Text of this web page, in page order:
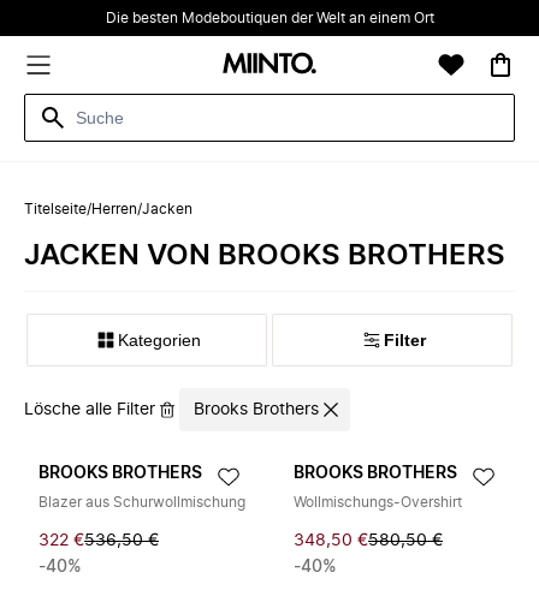
Die besten Modeboutiquen der Welt an einem Ort
Titelseite/Herren/Jacken
JACKEN VON BROOKS BROTHERS
Kategorien Filter
Lösche alle Filter Brooks Brothers
BROOKS BROTHERS
Blazer aus Schurwollmischung
322 €536,50 €
-40%
BROOKS BROTHERS
Wollmischungs-Overshirt
348,50 €580,50 €
-40%